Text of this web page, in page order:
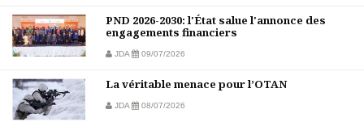
PND 2026-2030: l'État salue l'annonce des
engagements financiers
JDA 09/07/2026
La véritable menace pour l’OTAN
JDA 08/07/2026